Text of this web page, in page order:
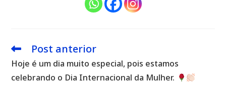
Leia
artigos
Post anterior
Hoje é um dia muito especial, pois estamos
celebrando o Dia Internacional da Mulher.